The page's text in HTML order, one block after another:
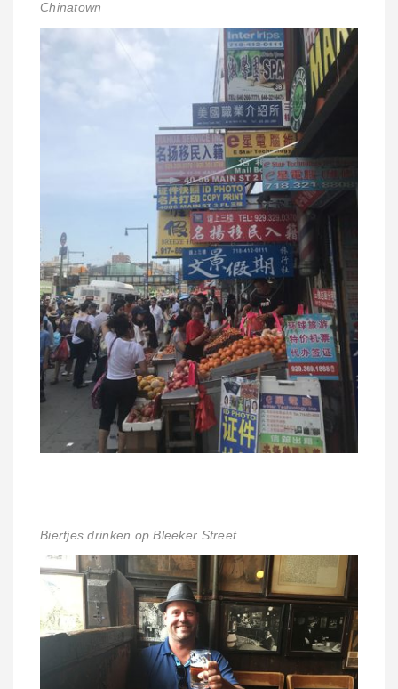
Chinatown
Biertjes drinken op Bleeker Street